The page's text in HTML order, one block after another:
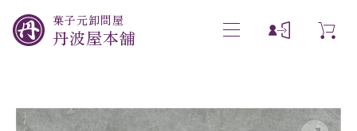
菓子元卸問屋
丹波屋本舗